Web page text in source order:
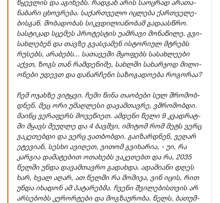
განათლება
AI-ს დრო
სოც. მედია
წყევ­ლის და აგი­ნებს. რად­გან არის სა­ოც­რად არა­თა­
ნა­ბა­რი ცხოვ­რე­ბა. სა­ქარ­თვე­ლო იც­ლე­ბა ქარ­თვე­ლე­
ბის­გან. შო­ბა­დო­ბას სიკ­ვდი­ლი­ა­ნო­ბამ გა­და­ას­წრო.
სას­ტი­კად სცე­მეს პრო­ტეს­ტის უამ­რა­ვი მო­ნა­წი­ლე. გვი­
სახ­ლე­ბენ და თავ­ზე გვას­ვა­მენ ის­ტო­რი­ულ მტრებს
რუ­სებს, არა­ბებს... სა­თა­ვე­ში მყო­ფებს სა­სახ­ლე­ე­ბი
აქვთ, ზოგს თან რამ­დე­ნი­მე, სახ­ლში სა­ხარ­ჯოდ მი­ლი­
ო­ნე­ბი უდევთ და და­ნარ­ჩე­ნი სა­ზო­გა­დო­ე­ბა რო­გო­რაა?
ჩემ ოჯახ­ზე ვი­ტყვი. ჩემი წინა თა­ო­ბე­ბი სულ შრო­მობ­
დნენ. მეც ორი უმაღ­ლე­სი და­ვამ­თავ­რე, ვშრო­მობ­დი.
მა­ინც ვე­რა­ფერს მო­ვე­წი­ეთ. ამ­დე­ნი წელი 9 კვად­რატ­
ში მყავს მე­უღ­ლე და 4 ბავ­შვი, იმი­ტომ რომ მეტს ვერც
ვა­კე­თებ­დი და ვერც ვათ­ბობ­დი. გა­ი­ზარ­დნენ, ვე­ღარ
ეტე­ვი­ან, სეს­ხი ავი­ღეთ, ვი­თომ გვი­ხა­რია, - უი, რა
კარ­გია და­მა­ტე­ბით ოთა­ხებს ვა­კე­თებთ და რა, 2035
წელ­ში უნდა და­ვამ­თავ­რო გა­დახ­და. ადა­მი­ა­ნი დღეს
ხარ, ხვალ აღარ, ათ წელ­ში რა მო­მი­ვა, ვინ იცის, რით
უნდა იხა­დონ ამ პა­ტა­რებ­მა. ჩვე­ნი შვი­ლე­ბის­თვის არ
არ­სე­ბობს კუ­რორ­ტე­ბი და მოგ­ზა­უ­რო­ბა. წელს, ბა­თუმ­